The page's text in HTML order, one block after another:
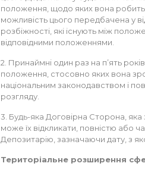
положення, щодо яких вона робить
можливість цього передбачена у
розбіжності, які існують між
відповідними положеннями.
2. Принаймні один раз на п’ять
положення, стосовно яких вона
національним законодавством і
розгляду.
3. Будь-яка Договірна Сторона,
може їх відкликати, повністю або
Депозитарію, зазначаючи дату, з
Територіальне розширення